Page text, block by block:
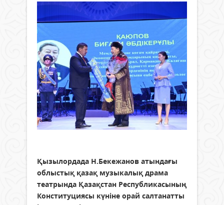
Қызылордада Н.Бекежанов атындағы
облыстық қазақ музыкалық драма
театрында Қазақстан Республикасының
Конституциясы күніне орай салтанатты